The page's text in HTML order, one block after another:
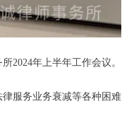
2024年上半年工作会议。
服务业务衰减‌等各种困难